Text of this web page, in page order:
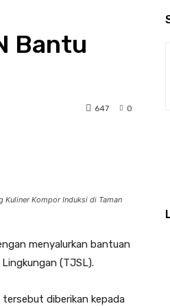
Bantu
0
647
Kuliner Kompor Induksi di Taman
menyalurkan bantuan
(TJSL).
diberikan kepada